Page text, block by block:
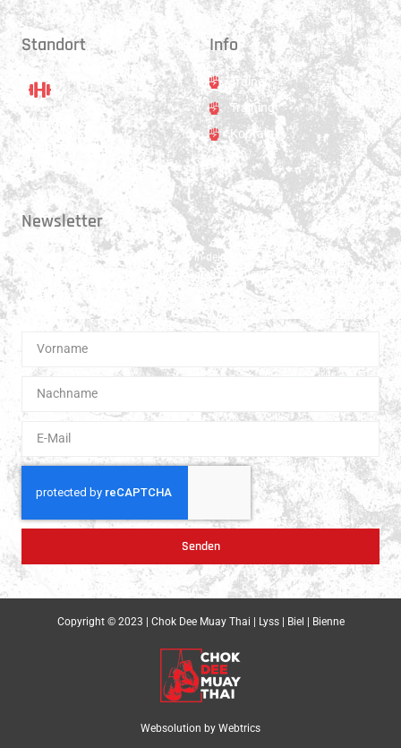
Standort
Standort
Hauptstrasse 31
3250 Lyss
Info
Trainer
Training
Kontakt
Newsletter
Erhalte 1x pro Quartal unsere News in dein Postfach. Darüber hinaus
teilen wir gerne Spannendes und Lehrreiches aus der Welt des Muay Thai
Boxen.
Senden
Copyright © 2023 | Chok Dee Muay Thai | Lyss | Biel | Bienne
Websolution by Webtrics